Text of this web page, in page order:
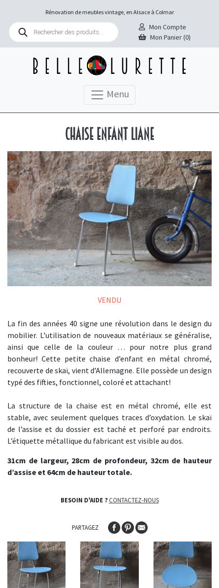
Rénovation de meubles vintage, en Alsace à Colmar
Recherche
produits
Mon Compte
Mon Panier (0)
Menu
Chaise enfant Liane
VENDU
La fin des années 40 signe une révolution dans le design du
mobilier. L’utilisation de nouveaux matériaux se généralise,
ainsi que celle de la couleur … pour notre plus grand
bonheur! Cette petite chaise d’enfant en métal chromé,
recouverte de skaï, vient d’Allemagne. Elle possède un design
typé des fifties, fonctionnel, coloré et attachant!
La structure de la chaise est en métal chromé, elle est
stable, avec seulement quelques traces d’oxydation. Le skaï
de l’assise et du dossier est taché et perforé par endroits.
L’étiquette métallique du fabricant est visible au dos.
31cm de largeur, 28cm de profondeur, 32cm de hauteur
d’assise et 64cm de hauteur totale.
BESOIN D'AIDE ? CONTACTEZ-NOUS
PARTAGEZ